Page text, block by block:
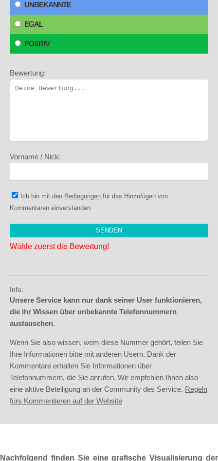
UNBEKANNTE
EGAL
POSITIV
Bewertung:
Vorname / Nick:
Ich bin mit den Bedingungen für das Hinzufügen von
Kommentaren einverstanden
Wähle zuerst die Bewertung!
Info:
Unsere Service kann nur dank seiner User funktionieren,
die ihr Wissen über unbekannte Telefonnummern
austauschen.
Wenn Sie also wissen, wem diese Nummer gehört, teilen Sie
Ihre Informationen bitte mit anderen Usern. Dank der
Kommentare erhalten Sie Informationen über
Telefonnummern, die Sie anrufen. Wir empfehlen Ihnen also
eine aktive Beteiligung an der Community des Service. Regeln
fürs Kommentieren auf der Website
Nachfolgend finden Sie eine grafische Visualisierung der